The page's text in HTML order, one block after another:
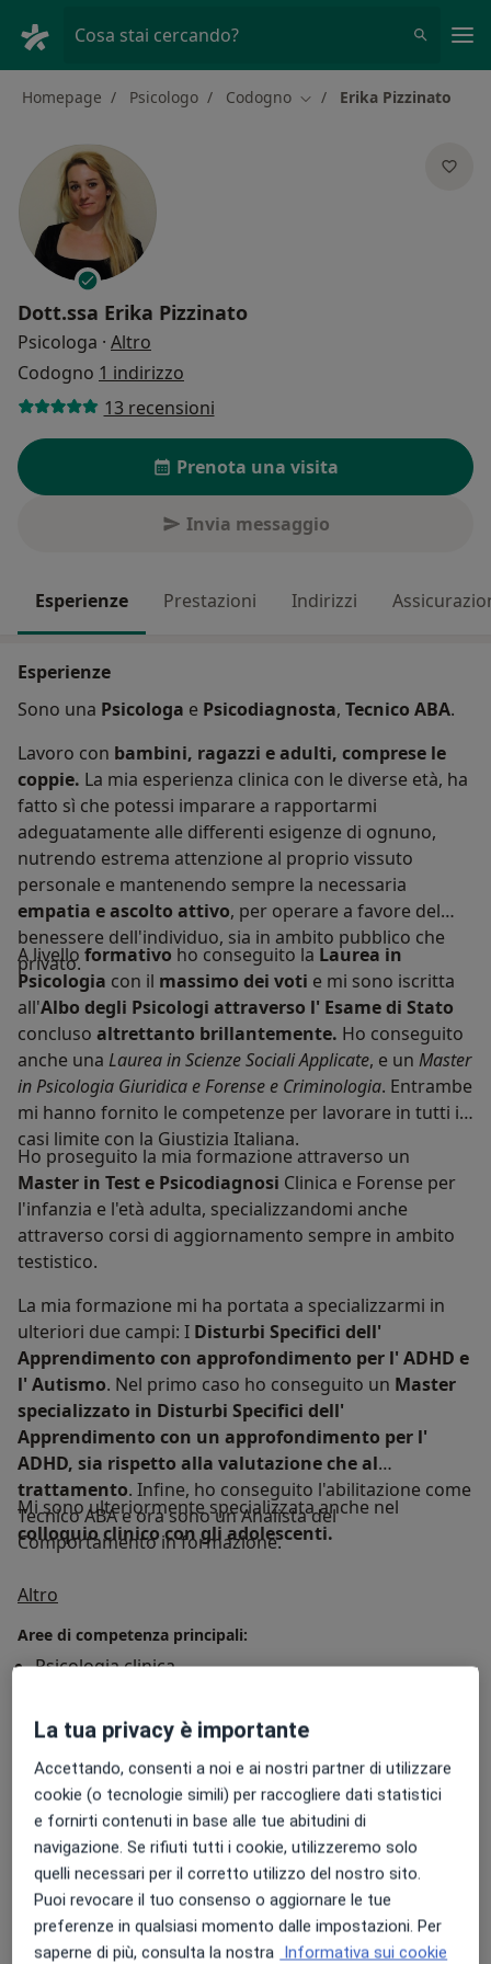
Cosa stai cercando?
Homepage Psicologo Codogno Cambia città
Erika Pizzinato
Dott.ssa Erika Pizzinato
Psicologa · Altro
Codogno 1 indirizzo
13 recensioni
Prenota una visita
Invia messaggio
Esperienze Prestazioni Indirizzi
Esperienze
Sono una Psicologa e Psicodiagnosta, Tecnico ABA.
Lavoro con bambini, ragazzi e adulti, comprese le
coppie. La mia esperienza clinica con le diverse età, ha
fatto sì che potessi imparare a rapportarmi
adeguatamente alle differenti esigenze di ognuno,
nutrendo estrema attenzione al proprio vissuto
personale e mantenendo sempre la necessaria
empatia e ascolto attivo, per operare a favore del
benessere dell'individuo, sia in ambito pubblico che
privato.
A livello formativo ho conseguito la Laurea in
Psicologia con il massimo dei voti e mi sono iscritta
all'Albo degli Psicologi attraverso l' Esame di Stato
concluso altrettanto brillantemente. Ho conseguito
anche una Laurea in Scienze Sociali Applicate, e un Master
in Psicologia Giuridica e Forense e Criminologia. Entrambe
mi hanno fornito le competenze per lavorare in tutti i
casi limite con la Giustizia Italiana.
Ho proseguito la mia formazione attraverso un
Master in Test e Psicodiagnosi Clinica e Forense per
l'infanzia e l'età adulta, specializzandomi anche
attraverso corsi di aggiornamento sempre in ambito
testistico.
La mia formazione mi ha portata a specializzarmi in
ulteriori due campi: I Disturbi Specifici dell'
Apprendimento con approfondimento per l' ADHD e
l' Autismo. Nel primo caso ho conseguito un Master
specializzato in Disturbi Specifici dell'
Apprendimento con un approfondimento per l'
ADHD, sia rispetto alla valutazione che al
trattamento. Infine, ho conseguito l'abilitazione come
Tecnico ABA e ora sono un Analista del
Comportamento in formazione.
Mi sono ulteriormente specializzata anche nel
colloquio clinico con gli adolescenti.
Altro
Aree di competenza principali:
Psicologia clinica
Psicologia cognitiva
Psicologia del lavoro
Mostra dettagli
Principali patologie trattate
Problemi comportamentali
Stress
Confusione mentale
Disturbi dell'attenzione
Ansia
+50a11y_sr_more_diseases
Presso questo indirizzo visito
La tua privacy è importante
Accettando, consenti a noi e ai nostri partner di utilizzare
cookie (o tecnologie simili) per raccogliere dati statistici
e fornirti contenuti in base alle tue abitudini di
navigazione. Se rifiuti tutti i cookie, utilizzeremo solo
quelli necessari per il corretto utilizzo del nostro sito.
Puoi revocare il tuo consenso o aggiornare le tue
preferenze in qualsiasi momento dalle impostazioni. Per
saperne di più, consulta la nostra Informativa sui cookie